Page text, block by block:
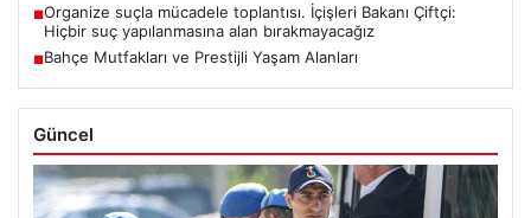
■Organize suçla mücadele toplantısı. İçişleri Bakanı Çiftçi:
Hiçbir suç yapılanmasına alan bırakmayacağız
■Bahçe Mutfakları ve Prestijli Yaşam Alanları
Güncel